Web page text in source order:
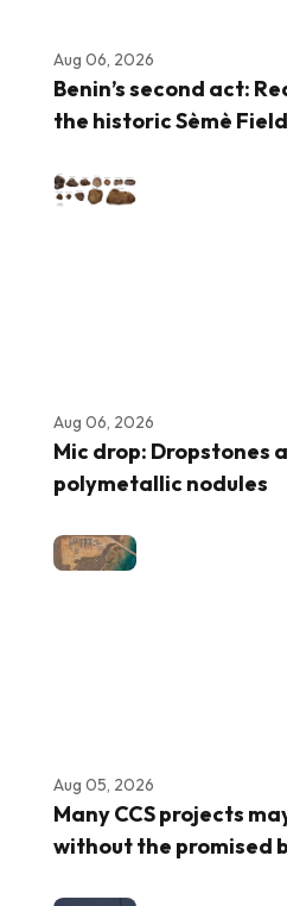
Aug 06, 2026
Benin’s second act:
the historic Sèmè Field
Aug 06, 2026
Mic drop: Dropstones
polymetallic nodules
Aug 05, 2026
Many CCS projects
without the promised